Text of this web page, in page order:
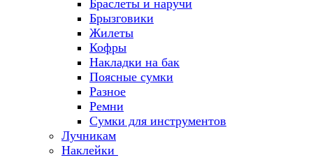
Браслеты и наручи
Брызговики
Жилеты
Кофры
Накладки на бак
Поясные сумки
Разное
Ремни
Сумки для инструментов
Лучникам
Наклейки